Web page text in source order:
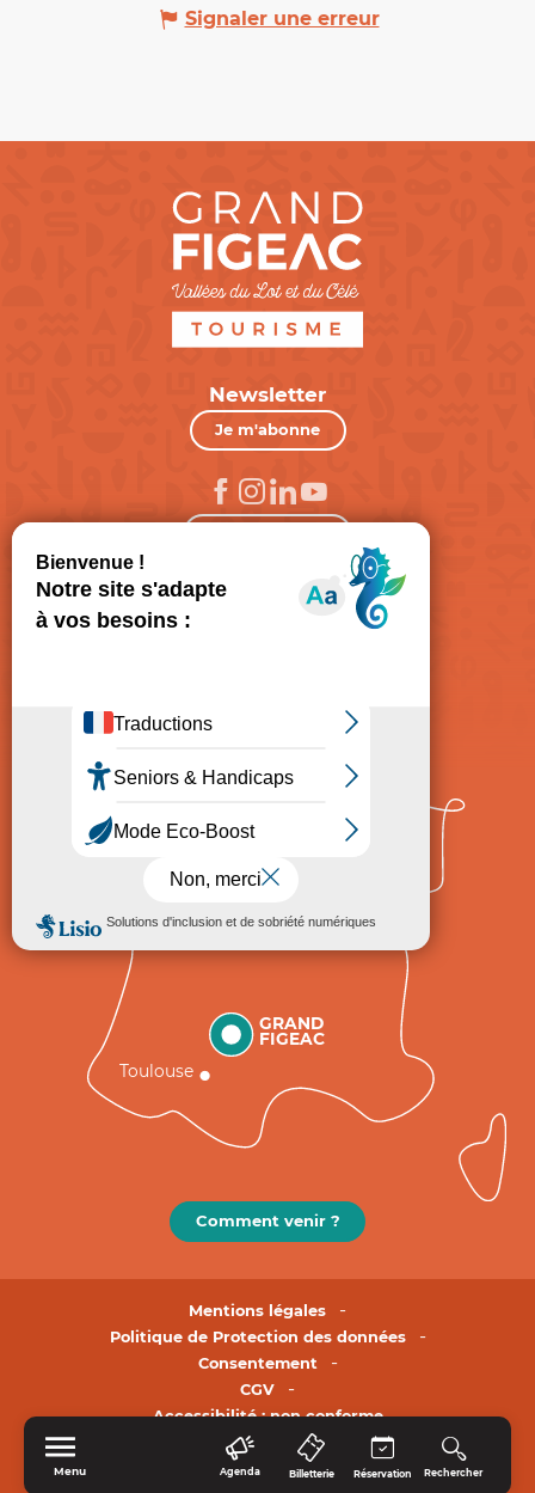
Menu Agenda Billetterie Réservation Rechercher
Signaler une erreur
Newsletter
Je m'abonne
Nous contacter
GRAND
FIGEAC
Toulouse
Paris
Comment venir ?
Mentions légales
Politique de Protection des données
Consentement
CGV
Accessibilité : non conforme